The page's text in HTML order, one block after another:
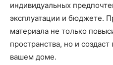
индивидуальных
эксплуатации и бюджете.
материала не только
пространства, но и
вашем доме.